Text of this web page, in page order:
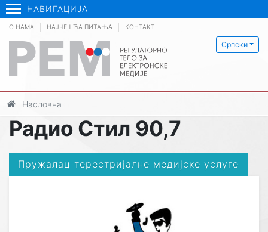
НАВИГАЦИЈА
Српски
О НАМА НАЈЧЕШЋА ПИТАЊА КОНТАКТ
Насловна
Радио Стил 90,7
Пружалац терестријалне медијске услуге